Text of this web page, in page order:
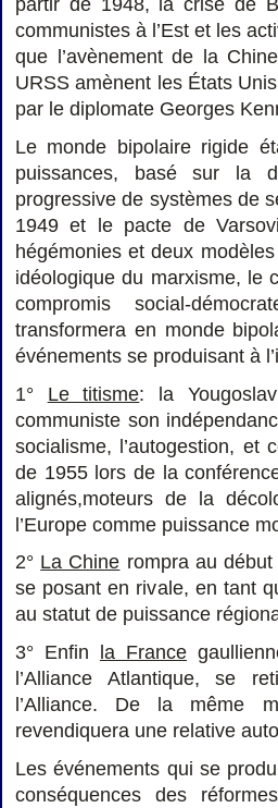
partir de 1948, la crise de
communistes à l’Est et les
que l’avènement de la
URSS amènent les États
par le diplomate Georges
Le monde bipolaire rigide
puissances, basé sur la
progressive de systèmes de
1949 et le pacte de
hégémonies et deux
idéologique du marxisme, le
compromis social-
transformera en monde
événements se produisant à
1° Le titisme: la
communiste son
socialisme, l’autogestion, et
de 1955 lors de la
alignés,moteurs de la
l’Europe comme puissance
2° La Chine rompra au début
se posant en rivale, en tant
au statut de puissance
3° Enfin
la France
l’Alliance Atlantique, se
l’Alliance. De la même
revendiquera une relative
Les événements qui se
conséquences des